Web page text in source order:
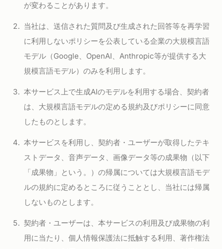
が変わることがあります。
当社は、送信された質問及び生成された回答等を再学習
に利用しないポリシーを公表している企業の大規模言語
モデル（Google、OpenAI、Anthropic等が提供する大
規模言語モデル）のみを利用します。
本サービス上で生成AIのモデルを利用する場合、契約者
は、大規模言語モデルの定める規約及びポリシーに同意
したものとします。
本サービスを利用し、契約者・ユーザーが取得したテキ
ストデータ、音声データ、画像データ等の成果物（以下
「成果物」という。）の帰属については大規模言語モデ
ルの規約に定めるところに従うこととし、当社には帰属
しないものとします。
契約者・ユーザーは、本サービスの利用及び成果物の利
用に当たり、個人情報保護法に抵触する利用、著作権法